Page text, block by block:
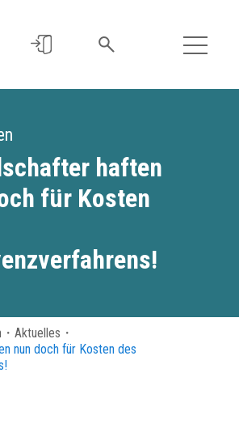
haften
für Kosten
・ Aktuelles ・
nun doch für Kosten des